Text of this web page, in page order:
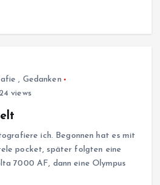
, Gedanken
views
ich. Begonnen hat es mit
pocket, später folgten eine
7000 AF, dann eine Olympus